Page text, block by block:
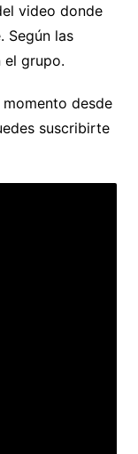
video donde
Según las
el grupo.
desde
suscribirte